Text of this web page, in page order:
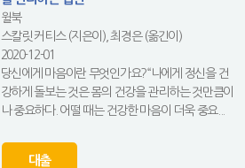
윌북
스칼릿 커티스 (지은이), 최경은 (옮긴이)
2020-12-01
당신에게 마음이란 무엇인가요?“나에게 정신을 건
강하게 돌보는 것은 몸의 건강을 관리하는 것만큼이
나 중요하다. 어떨 때는 건강한 마음이 더욱 중요...
대출